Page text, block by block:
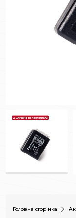
Головна сторінка